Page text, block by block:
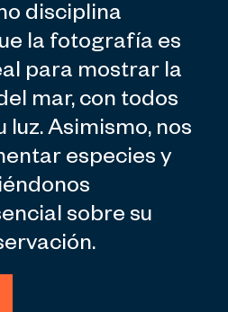
disciplina
la fotografía es
para mostrar la
mar, con todos
luz. Asimismo, nos
especies y
sobre su